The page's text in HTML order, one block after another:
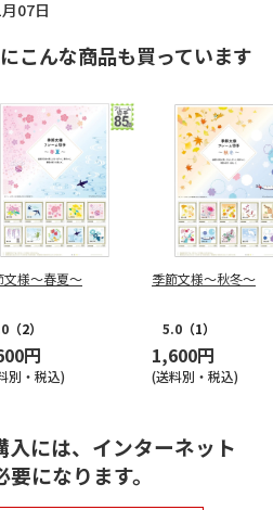
07日
こんな商品も買っています
文様～春夏～
（2）
円
別・税込)
季節文様～秋冬～
5.0 （1）
1,600円
(送料別・税込)
入には、インターネット
になります。